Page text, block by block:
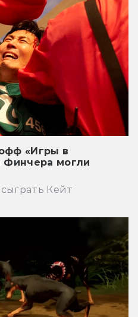
«Игры в
Финчера могли
Кейт